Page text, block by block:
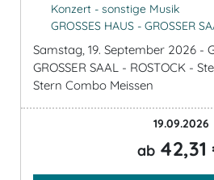
Konzert - sonstige Musik
GROSSES HAUS - GROSSER
Samstag, 19. September 2026 -
GROSSER SAAL - ROSTOCK -
Stern Combo Meissen
19.09.2026
ab 42,31